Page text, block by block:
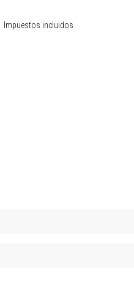
Impuestos incluidos